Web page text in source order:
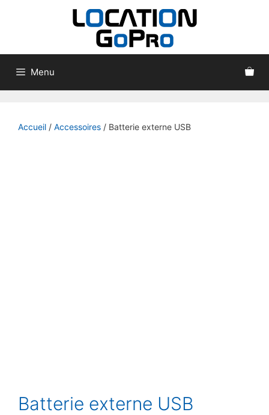
Menu
Accueil / Accessoires / Batterie externe USB
Batterie externe USB